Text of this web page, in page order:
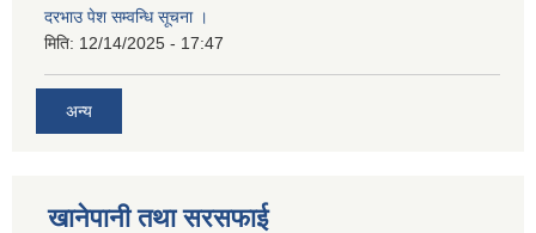
दरभाउ पेश सम्वन्धि सूचना ।
मिति: 12/14/2025 - 17:47
अन्य
खानेपानी तथा सरसफाई